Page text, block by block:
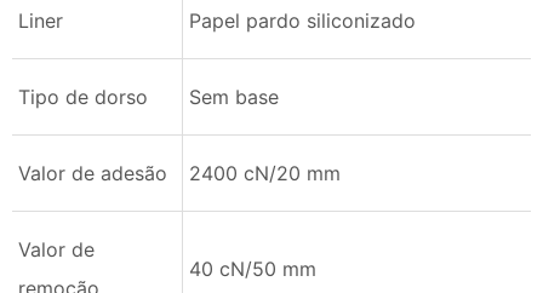
Liner Papel pardo siliconizado
Tipo de dorso Sem base
Valor de adesão 2400 cN/20 mm
Valor de
40 cN/50 mm